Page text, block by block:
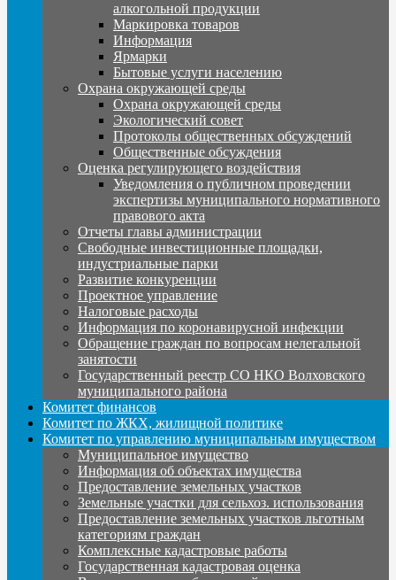
алкогольной продукции
Маркировка товаров
Информация
Ярмарки
Бытовые услуги населению
Охрана окружающей среды
Охрана окружающей среды
Экологический совет
Протоколы общественных обсуждений
Общественные обсуждения
Оценка регулирующего воздействия
Уведомления о публичном проведении
экспертизы муниципального нормативного
правового акта
Отчеты главы администрации
Свободные инвестиционные площадки,
индустриальные парки
Развитие конкуренции
Проектное управление
Налоговые расходы
Информация по коронавирусной инфекции
Обращение граждан по вопросам нелегальной
занятости
Государственный реестр СО НКО Волховского
муниципального района
Комитет финансов
Комитет по ЖКХ, жилищной политике
Комитет по управлению муниципальным имуществом
Муниципальное имущество
Информация об объектах имущества
Предоставление земельных участков
Земельные участки для сельхоз. использования
Предоставление земельных участков льготным
категориям граждан
Комплексные кадастровые работы
Государственная кадастровая оценка